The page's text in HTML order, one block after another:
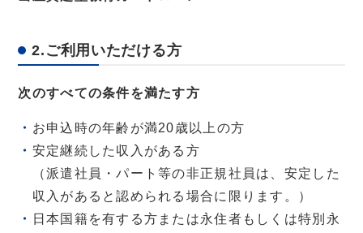
2.ご利用いただける方
次のすべての条件を満たす方
お申込時の年齢が満20歳以上の方
安定継続した収入がある方
（派遣社員・パート等の非正規社員は、安定した
収入があると認められる場合に限ります。）
日本国籍を有する方または永住者もしくは特別永